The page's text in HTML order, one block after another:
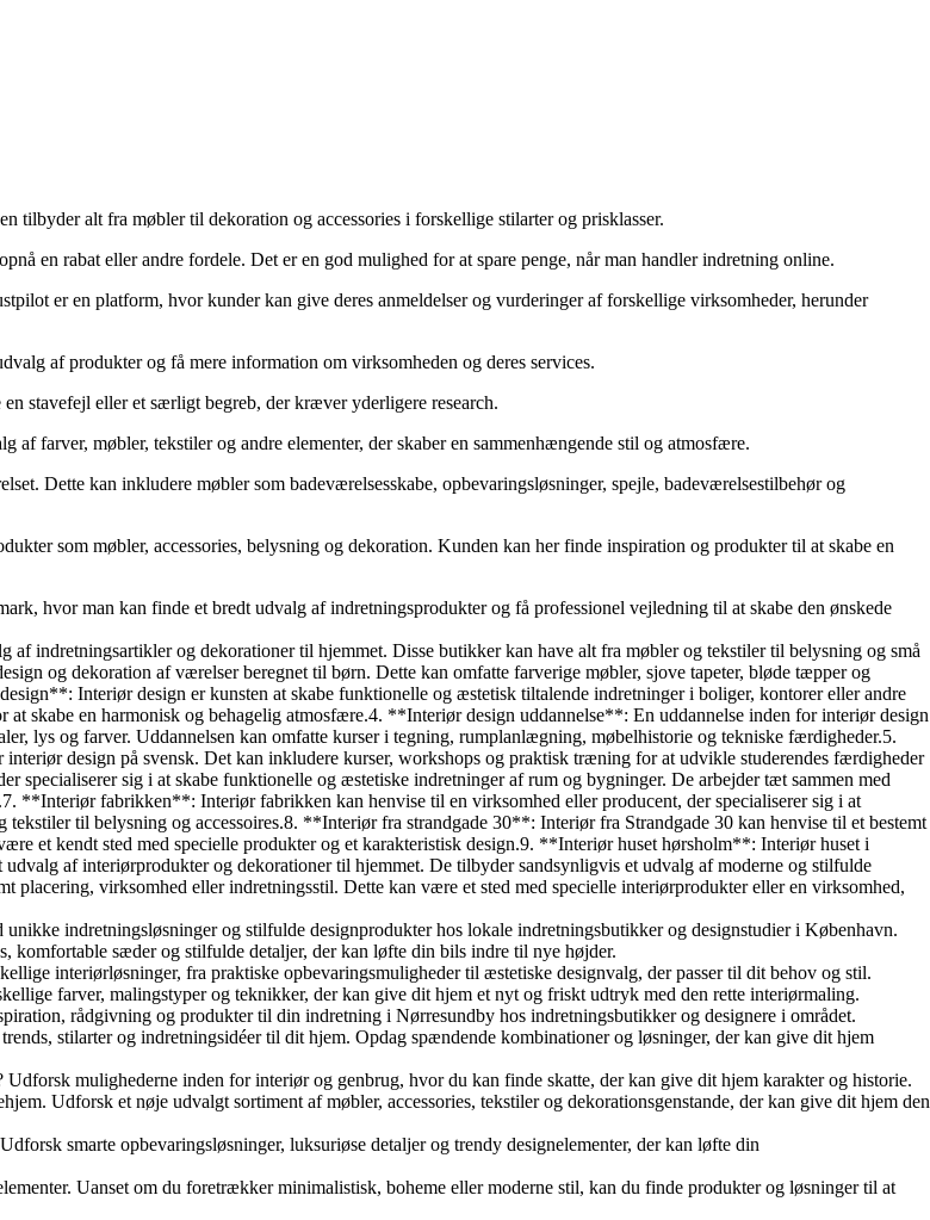
alt fra møbler til dekoration og accessories i forskellige stilarter og prisklasser.
en rabat eller andre fordele. Det er en god mulighed for at spare penge, når man handler indretning online.
er en platform, hvor kunder kan give deres anmeldelser og vurderinger af forskellige virksomheder, herunder
af produkter og få mere information om virksomheden og deres services.
stavefejl eller et særligt begreb, der kræver yderligere research.
farver, møbler, tekstiler og andre elementer, der skaber en sammenhængende stil og atmosfære.
Dette kan inkludere møbler som badeværelsesskabe, opbevaringsløsninger, spejle, badeværelsestilbehør og
som møbler, accessories, belysning og dekoration. Kunden kan her finde inspiration og produkter til at skabe en
hvor man kan finde et bredt udvalg af indretningsprodukter og få professionel vejledning til at skabe den ønskede
indretningsartikler og dekorationer til hjemmet. Disse butikker kan have alt fra møbler og tekstiler til belysning og små
og dekoration af værelser beregnet til børn. Dette kan omfatte farverige møbler, sjove tapeter, bløde tæpper og
Interiør design er kunsten at skabe funktionelle og æstetisk tiltalende indretninger i boliger, kontorer eller andre
skabe en harmonisk og behagelig atmosfære.4. **Interiør design uddannelse**: En uddannelse inden for interiør design
lys og farver. Uddannelsen kan omfatte kurser i tegning, rumplanlægning, møbelhistorie og tekniske færdigheder.5.
design på svensk. Det kan inkludere kurser, workshops og praktisk træning for at udvikle studerendes færdigheder
sig i at skabe funktionelle og æstetiske indretninger af rum og bygninger. De arbejder tæt sammen med
**Interiør fabrikken**: Interiør fabrikken kan henvise til en virksomhed eller producent, der specialiserer sig i at
til belysning og accessoires.8. **Interiør fra strandgade 30**: Interiør fra Strandgade 30 kan henvise til et bestemt
et kendt sted med specielle produkter og et karakteristisk design.9. **Interiør huset hørsholm**: Interiør huset i
af interiørprodukter og dekorationer til hjemmet. De tilbyder sandsynligvis et udvalg af moderne og stilfulde
virksomhed eller indretningsstil. Dette kan være et sted med specielle interiørprodukter eller en virksomhed,
indretningsløsninger og stilfulde designprodukter hos lokale indretningsbutikker og designstudier i København.
sæder og stilfulde detaljer, der kan løfte din bils indre til nye højder.
interiørløsninger, fra praktiske opbevaringsmuligheder til æstetiske designvalg, der passer til dit behov og stil.
farver, malingstyper og teknikker, der kan give dit hjem et nyt og friskt udtryk med den rette interiørmaling.
rådgivning og produkter til din indretning i Nørresundby hos indretningsbutikker og designere i området.
stilarter og indretningsidéer til dit hjem. Opdag spændende kombinationer og løsninger, der kan give dit hjem
mulighederne inden for interiør og genbrug, hvor du kan finde skatte, der kan give dit hjem karakter og historie.
Udforsk et nøje udvalgt sortiment af møbler, accessories, tekstiler og dekorationsgenstande, der kan give dit hjem den
smarte opbevaringsløsninger, luksuriøse detaljer og trendy designelementer, der kan løfte din
Uanset om du foretrækker minimalistisk, boheme eller moderne stil, kan du finde produkter og løsninger til at